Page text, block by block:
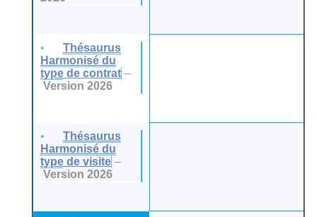
Thésaurus
Harmonisé du
type de contrat –
Version 2026
Thésaurus
Harmonisé du
type de visite –
Version 2026